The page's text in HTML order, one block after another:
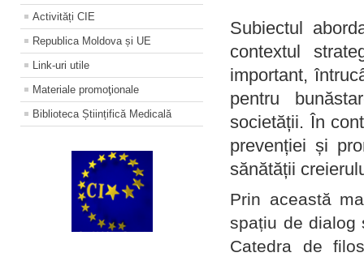
Activități CIE
Republica Moldova și UE
Link-uri utile
Materiale promoţionale
Biblioteca Științifică Medicală
Subiectul
contextul
important,
pentru
societății. În
prevenției și
sănătății
Prin această
spațiu de dialog
Catedra de